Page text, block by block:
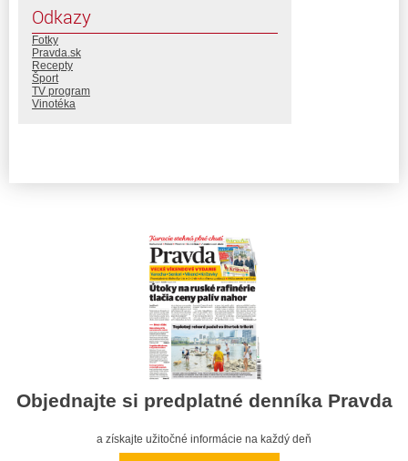
Odkazy
Fotky
Pravda.sk
Recepty
Šport
TV program
Vinotéka
Objednajte si predplatné denníka Pravda
a získajte užitočné informácie na každý deň